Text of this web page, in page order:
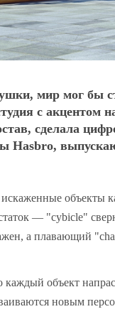
мир мог бы
с акцентом
сделала
Hasbro,
объекты
— "cybicle"
а плавающий
каждый объект
новым